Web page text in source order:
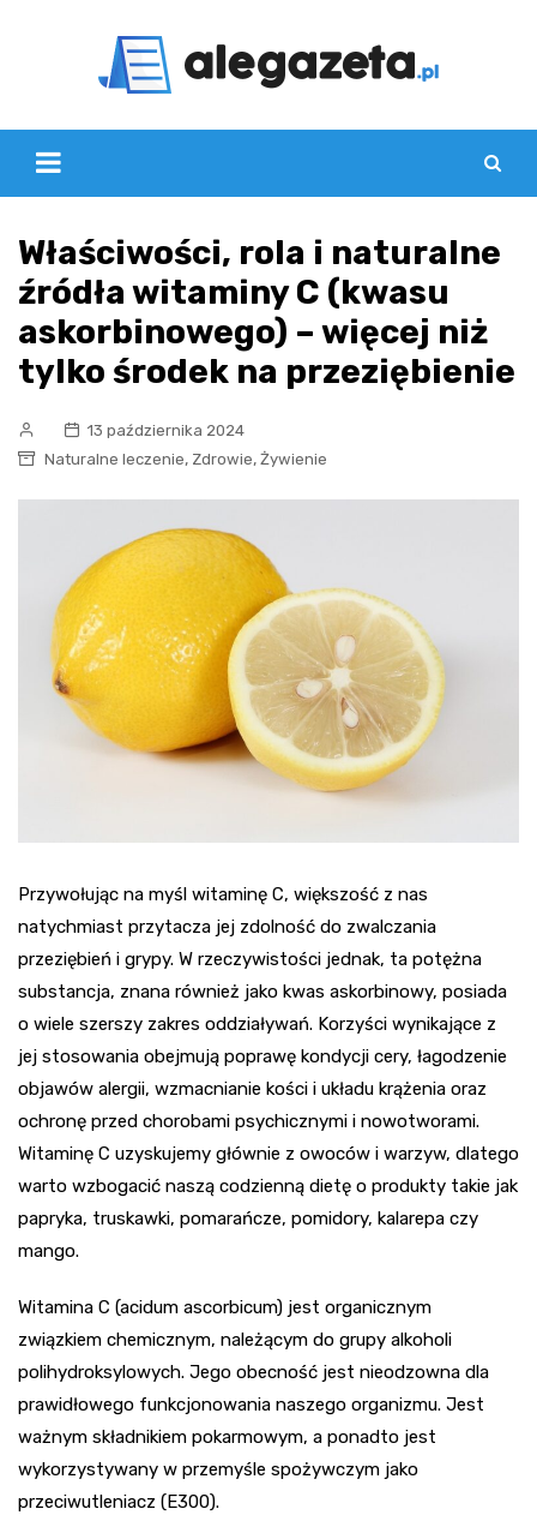
Właściwości, rola i naturalne
źródła witaminy C (kwasu
askorbinowego) – więcej niż
tylko środek na przeziębienie
13 października 2024
Naturalne leczenie, Zdrowie, Żywienie
Przywołując na myśl witaminę C, większość z nas
natychmiast przytacza jej zdolność do zwalczania
przeziębień i grypy. W rzeczywistości jednak, ta potężna
substancja, znana również jako kwas askorbinowy, posiada
o wiele szerszy zakres oddziaływań. Korzyści wynikające z
jej stosowania obejmują poprawę kondycji cery, łagodzenie
objawów alergii, wzmacnianie kości i układu krążenia oraz
ochronę przed chorobami psychicznymi i nowotworami.
Witaminę C uzyskujemy głównie z owoców i warzyw, dlatego
warto wzbogacić naszą codzienną dietę o produkty takie jak
papryka, truskawki, pomarańcze, pomidory, kalarepa czy
mango.
Witamina C (acidum ascorbicum) jest organicznym
związkiem chemicznym, należącym do grupy alkoholi
polihydroksylowych. Jego obecność jest nieodzowna dla
prawidłowego funkcjonowania naszego organizmu. Jest
ważnym składnikiem pokarmowym, a ponadto jest
wykorzystywany w przemyśle spożywczym jako
przeciwutleniacz (E300).